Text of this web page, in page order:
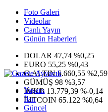
Foto Galeri
Videolar
Canlı Yayın
Günün Haberleri
DOLAR 47,74 %0,25
EURO 55,25 %0,43
G.ALTIN6.660,55 %2,59
GÜMÜŞ 98 %3,57
IMKB 13.779,39 %-0,14
BITCOIN 65.122 %0,64
Yaşam
İlan
Güncel